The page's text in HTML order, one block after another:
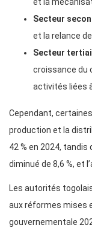
et la
Secteur
et la relance
Secteur
croissance du
activités liées
Cependant,
production et la
42 % en 2024,
diminué de 8,6 %, et
Les autorités
aux réformes mises
gouvernementale